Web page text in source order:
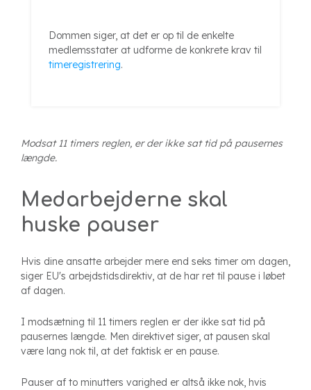
Dommen siger, at det er op til de enkelte
medlemsstater at udforme de konkrete krav til
timeregistrering.
Modsat 11 timers reglen, er der ikke sat tid på pausernes
længde.
Medarbejderne skal
huske pauser
Hvis dine ansatte arbejder mere end seks timer om dagen,
siger EU's arbejdstidsdirektiv, at de har ret til pause i løbet
af dagen.
I modsætning til 11 timers reglen er der ikke sat tid på
pausernes længde. Men direktivet siger, at pausen skal
være lang nok til, at det faktisk er en pause.
Pauser af to minutters varighed er altså ikke nok, hvis